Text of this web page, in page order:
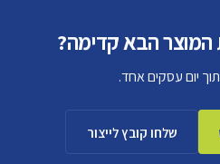
המוצר הבא קדימה?
יום עסקים אחד.
שלחו קובץ לייצור